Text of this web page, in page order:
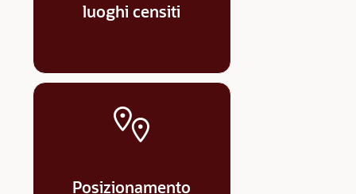
luoghi censiti
Posizionamento